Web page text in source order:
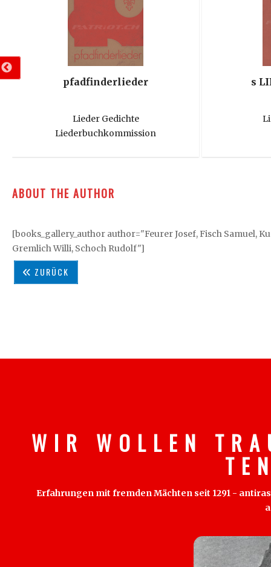
Erk’s Deutscher Liederschatz Band 1
Lieder Gedichte
Erk Ludwig
ABOUT THE AUTHOR
[books_gallery_author author="Feurer Josef, Fisch Samuel,
Gremlich Willi, Schoch Rudolf"]
ZURÜCK
W I R W O L L E N T R
T E
Erfahrungen mit fremden Mächten seit 1291 -